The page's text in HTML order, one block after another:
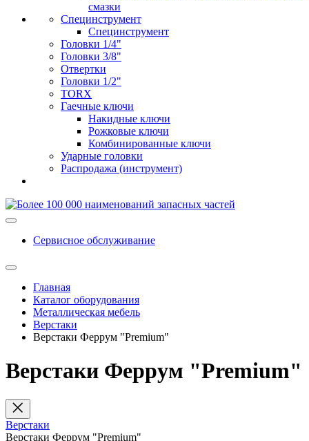
смазки
Специнструмент
Специнструмент
Головки 1/4"
Головки 3/8"
Отвертки
Головки 1/2"
TORX
Гаечные ключи
Накидные ключи
Рожковые ключи
Комбинированные ключи
Ударные головки
Распродажа (инструмент)
Сервисное обслуживание
Главная
Каталог оборудования
Металлическая мебель
Верстаки
Верстаки Феррум "Premium"
Верстаки Феррум "Premium"
Верстаки
Верстаки Феррум "Premium"